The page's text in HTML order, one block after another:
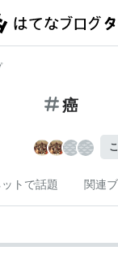
癌
トで話題 関連